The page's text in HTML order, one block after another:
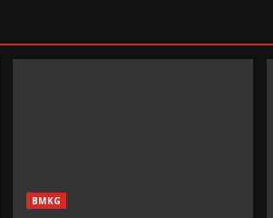
BMKG